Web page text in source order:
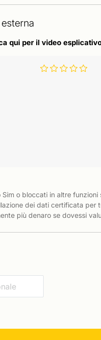
qui per il video
o bloccati in altre funzioni
dei dati certificata per
più denaro se dovessi